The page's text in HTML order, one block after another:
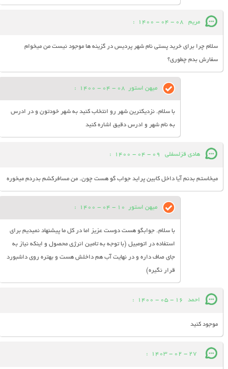
مریم 08 - 04 - 1400
:
سلام چرا برای خرید پستی نام شهر پردیس در گزینه ها موجود نیست من میخوام
سفارش بدم چطوری؟
میهن استور 08 - 04 - 1400
:
با سلام. نزدیکترین شهر رو انتخاب کنید به شهر خودتون و در ادرس
به نام شهر و ادرس دقیق اشاره کنید
هادی قزلسفلی 09 - 04 - 1400
:
میخاستم بدنم آیا داخل کابین پراید جواب گو هست چون. من مسافرکشم بدردم میخوره
میهن استور 10 - 04 - 1400
:
با سلام. جوابگو هست دوست عزیز اما در کل ما پیشنهاد نمیدیم برای
استفاده در اتومبیل (با توجه به تامین انرژی محصول و اینکه نیاز به
جای صاف داره و در نهایت آب هم داخلش هست و بهتره روی داشبورد
قرار نگیره)
احمد 16 - 05 - 1400
:
موجود کنید
27 - 02 - 1403
: